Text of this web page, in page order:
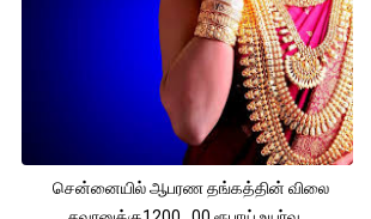
சென்னையில் ஆபரண தங்கத்தின் விலை